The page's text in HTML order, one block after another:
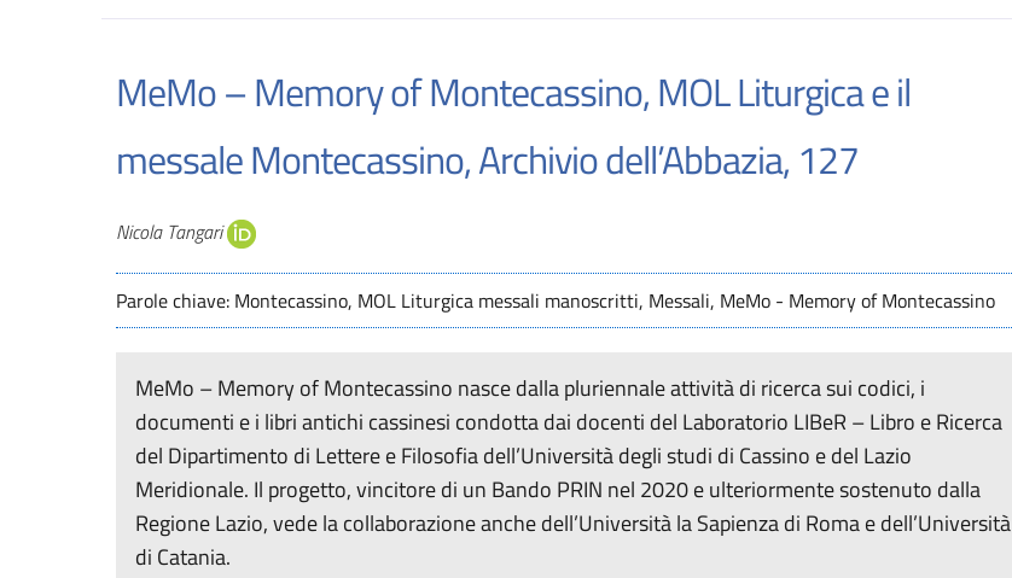
MeMo – Memory of Montecassino, MOL Liturgica e il
messale Montecassino, Archivio dell’Abbazia, 127
Autori
Nicola Tangari
Parole chiave: Montecassino, MOL Liturgica messali manoscritti, Messali, MeMo - Memory of Montecassino
MeMo – Memory of Montecassino nasce dalla pluriennale attività di ricerca sui codici, i
documenti e i libri antichi cassinesi condotta dai docenti del Laboratorio LIBeR – Libro e Ricerca
del Dipartimento di Lettere e Filosofia dell’Università degli studi di Cassino e del Lazio
Meridionale. Il progetto, vincitore di un Bando PRIN nel 2020 e ulteriormente sostenuto dalla
Regione Lazio, vede la collaborazione anche dell’Università la Sapienza di Roma e dell’Università
di Catania.